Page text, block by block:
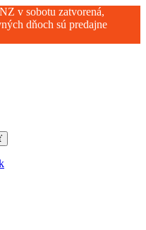
v sobotu zatvorená,
dňoch sú predajne